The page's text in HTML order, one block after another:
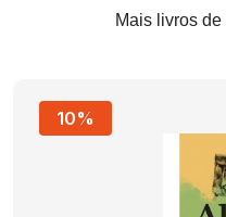
Mais livros de
10%